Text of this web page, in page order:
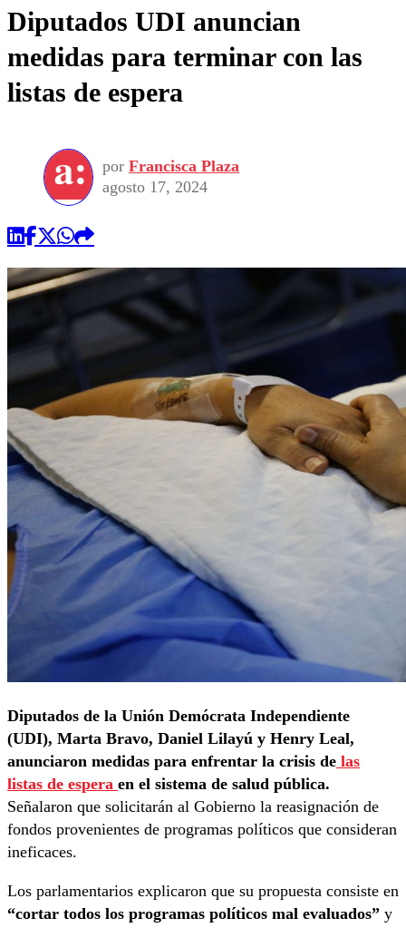
Diputados UDI anuncian
medidas para terminar con las
listas de espera
por Francisca Plaza
agosto 17, 2024
Diputados de la Unión Demócrata Independiente
(UDI), Marta Bravo, Daniel Lilayú y Henry Leal,
anunciaron medidas para enfrentar la crisis de las
listas de espera en el sistema de salud pública.
Señalaron que solicitarán al Gobierno la reasignación de
fondos provenientes de programas políticos que consideran
ineficaces.
Los parlamentarios explicaron que su propuesta consiste en
“cortar todos los programas políticos mal evaluados” y